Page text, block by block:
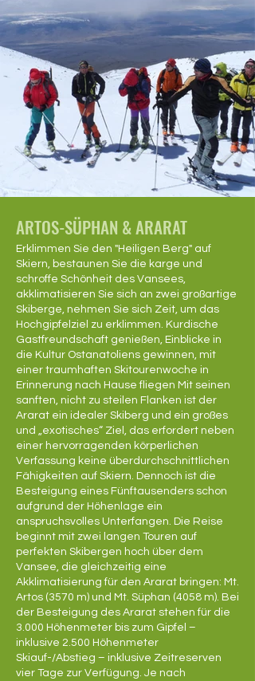
ARTOS-SÜPHAN & ARARAT
Erklimmen Sie den "Heiligen Berg" auf
Skiern, bestaunen Sie die karge und
schroffe Schönheit des Vansees,
akklimatisieren Sie sich an zwei großartige
Skiberge, nehmen Sie sich Zeit, um das
Hochgipfelziel zu erklimmen. Kurdische
Gastfreundschaft genießen, Einblicke in
die Kultur Ostanatoliens gewinnen, mit
einer traumhaften Skitourenwoche in
Erinnerung nach Hause fliegen Mit seinen
sanften, nicht zu steilen Flanken ist der
Ararat ein idealer Skiberg und ein großes
und „exotisches“ Ziel, das erfordert neben
einer hervorragenden körperlichen
Verfassung keine überdurchschnittlichen
Fähigkeiten auf Skiern. Dennoch ist die
Besteigung eines Fünftausenders schon
aufgrund der Höhenlage ein
anspruchsvolles Unterfangen. Die Reise
beginnt mit zwei langen Touren auf
perfekten Skibergen hoch über dem
Vansee, die gleichzeitig eine
Akklimatisierung für den Ararat bringen: Mt.
Artos (3570 m) und Mt. Süphan (4058 m). Bei
der Besteigung des Ararat stehen für die
3.000 Höhenmeter bis zum Gipfel –
inklusive 2.500 Höhenmeter
Skiauf-/Abstieg – inklusive Zeitreserven
vier Tage zur Verfügung. Je nach